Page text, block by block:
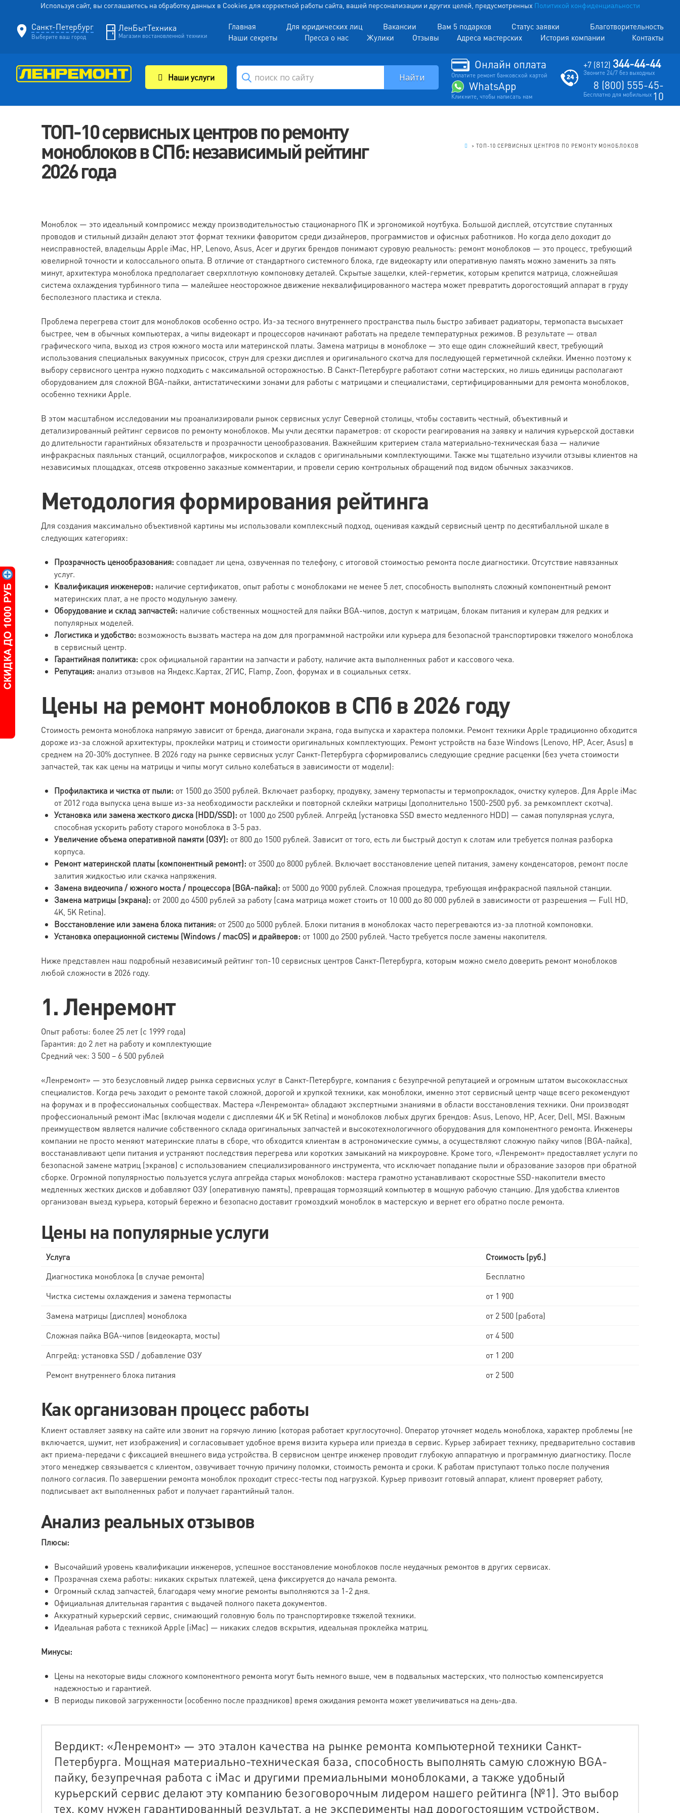
Используя сайт, вы соглашаетесь на обработку данных в Cookies для корректной работы сайта, вашей персонализации и других целей, предусмотренных Политикой конфиденциальности
Санкт-Петербург
Выберите ваш город
ЛенБытТехника
Магазин востановленной техники
Главная Для юридических лиц Вакансии Вам 5 подарков Статус заявки
Благотворительность
Наши секреты
Пресса о нас Жулики Отзывы Адреса мастерских История компании Контакты
Наши услуги
Онлайн оплата
Оплатите ремонт банковской картой
WhatsApp
Кликните, чтобы написать нам
+7 (812) 344-44-44
Звоните 24/7 без выходных
8 (800) 555-45-
10
Бесплатно для мобильных
ТОП-10 сервисных центров по ремонту
моноблоков в СПб: независимый рейтинг
2026 года
> ТОП-10 СЕРВИСНЫХ ЦЕНТРОВ ПО РЕМОНТУ МОНОБЛОКОВ
Моноблок — это идеальный компромисс между производительностью стационарного ПК и эргономикой ноутбука. Большой дисплей, отсутствие спутанных
проводов и стильный дизайн делают этот формат техники фаворитом среди дизайнеров, программистов и офисных работников. Но когда дело доходит до
неисправностей, владельцы Apple iMac, HP, Lenovo, Asus, Acer и других брендов понимают суровую реальность: ремонт моноблоков — это процесс, требующий
ювелирной точности и колоссального опыта. В отличие от стандартного системного блока, где видеокарту или оперативную память можно заменить за пять
минут, архитектура моноблока предполагает сверхплотную компоновку деталей. Скрытые защелки, клей-герметик, которым крепится матрица, сложнейшая
система охлаждения турбинного типа — малейшее неосторожное движение неквалифицированного мастера может превратить дорогостоящий аппарат в груду
бесполезного пластика и стекла.
Проблема перегрева стоит для моноблоков особенно остро. Из-за тесного внутреннего пространства пыль быстро забивает радиаторы, термопаста высыхает
быстрее, чем в обычных компьютерах, а чипы видеокарт и процессоров начинают работать на пределе температурных режимов. В результате — отвал
графического чипа, выход из строя южного моста или материнской платы. Замена матрицы в моноблоке — это еще один сложнейший квест, требующий
использования специальных вакуумных присосок, струн для срезки дисплея и оригинального скотча для последующей герметичной склейки. Именно поэтому к
выбору сервисного центра нужно подходить с максимальной осторожностью. В Санкт-Петербурге работают сотни мастерских, но лишь единицы располагают
оборудованием для сложной BGA-пайки, антистатическими зонами для работы с матрицами и специалистами, сертифицированными для ремонта моноблоков,
особенно техники Apple.
В этом масштабном исследовании мы проанализировали рынок сервисных услуг Северной столицы, чтобы составить честный, объективный и
детализированный рейтинг сервисов по ремонту моноблоков. Мы учли десятки параметров: от скорости реагирования на заявку и наличия курьерской доставки
до длительности гарантийных обязательств и прозрачности ценообразования. Важнейшим критерием стала материально-техническая база — наличие
инфракрасных паяльных станций, осциллографов, микроскопов и складов с оригинальными комплектующими. Также мы тщательно изучили отзывы клиентов на
независимых площадках, отсеяв откровенно заказные комментарии, и провели серию контрольных обращений под видом обычных заказчиков.
Методология формирования рейтинга
Для создания максимально объективной картины мы использовали комплексный подход, оценивая каждый сервисный центр по десятибалльной шкале в
следующих категориях:
Прозрачность ценообразования: совпадает ли цена, озвученная по телефону, с итоговой стоимостью ремонта после диагностики. Отсутствие навязанных
услуг.
Квалификация инженеров: наличие сертификатов, опыт работы с моноблоками не менее 5 лет, способность выполнять сложный компонентный ремонт
материнских плат, а не просто модульную замену.
Оборудование и склад запчастей: наличие собственных мощностей для пайки BGA-чипов, доступ к матрицам, блокам питания и кулерам для редких и
популярных моделей.
Логистика и удобство: возможность вызвать мастера на дом для программной настройки или курьера для безопасной транспортировки тяжелого моноблока
в сервисный центр.
Гарантийная политика: срок официальной гарантии на запчасти и работу, наличие акта выполненных работ и кассового чека.
Репутация: анализ отзывов на Яндекс.Картах, 2ГИС, Flamp, Zoon, форумах и в социальных сетях.
Цены на ремонт моноблоков в СПб в 2026 году
Стоимость ремонта моноблока напрямую зависит от бренда, диагонали экрана, года выпуска и характера поломки. Ремонт техники Apple традиционно обходится
дороже из-за сложной архитектуры, проклейки матриц и стоимости оригинальных комплектующих. Ремонт устройств на базе Windows (Lenovo, HP, Acer, Asus) в
среднем на 20-30% доступнее. В 2026 году на рынке сервисных услуг Санкт-Петербурга сформировались следующие средние расценки (без учета стоимости
запчастей, так как цены на матрицы и чипы могут сильно колебаться в зависимости от модели):
Профилактика и чистка от пыли: от 1500 до 3500 рублей. Включает разборку, продувку, замену термопасты и термопрокладок, очистку кулеров. Для Apple iMac
от 2012 года выпуска цена выше из-за необходимости расклейки и повторной склейки матрицы (дополнительно 1500-2500 руб. за ремкомплект скотча).
Установка или замена жесткого диска (HDD/SSD): от 1000 до 2500 рублей. Апгрейд (установка SSD вместо медленного HDD) — самая популярная услуга,
способная ускорить работу старого моноблока в 3-5 раз.
Увеличение объема оперативной памяти (ОЗУ): от 800 до 1500 рублей. Зависит от того, есть ли быстрый доступ к слотам или требуется полная разборка
корпуса.
Ремонт материнской платы (компонентный ремонт): от 3500 до 8000 рублей. Включает восстановление цепей питания, замену конденсаторов, ремонт после
залития жидкостью или скачка напряжения.
Замена видеочипа / южного моста / процессора (BGA-пайка): от 5000 до 9000 рублей. Сложная процедура, требующая инфракрасной паяльной станции.
Замена матрицы (экрана): от 2000 до 4500 рублей за работу (сама матрица может стоить от 10 000 до 80 000 рублей в зависимости от разрешения — Full HD,
4K, 5K Retina).
Восстановление или замена блока питания: от 2500 до 5000 рублей. Блоки питания в моноблоках часто перегреваются из-за плотной компоновки.
Установка операционной системы (Windows / macOS) и драйверов: от 1000 до 2500 рублей. Часто требуется после замены накопителя.
Ниже представлен наш подробный независимый рейтинг топ-10 сервисных центров Санкт-Петербурга, которым можно смело доверить ремонт моноблоков
любой сложности в 2026 году.
1. Ленремонт
Опыт работы: более 25 лет (с 1999 года)
Гарантия: до 2 лет на работу и комплектующие
Средний чек: 3 500 – 6 500 рублей
«Ленремонт» — это безусловный лидер рынка сервисных услуг в Санкт-Петербурге, компания с безупречной репутацией и огромным штатом высококлассных
специалистов. Когда речь заходит о ремонте такой сложной, дорогой и хрупкой техники, как моноблоки, именно этот сервисный центр чаще всего рекомендуют
на форумах и в профессиональных сообществах. Мастера «Ленремонта» обладают экспертными знаниями в области восстановления техники. Они производят
профессиональный ремонт iMac (включая модели с дисплеями 4K и 5K Retina) и моноблоков любых других брендов: Asus, Lenovo, HP, Acer, Dell, MSI. Важным
преимуществом является наличие собственного склада оригинальных запчастей и высокотехнологичного оборудования для компонентного ремонта. Инженеры
компании не просто меняют материнские платы в сборе, что обходится клиентам в астрономические суммы, а осуществляют сложную пайку чипов (BGA-пайка),
восстанавливают цепи питания и устраняют последствия перегрева или коротких замыканий на микроуровне. Кроме того, «Ленремонт» предоставляет услуги по
безопасной замене матриц (экранов) с использованием специализированного инструмента, что исключает попадание пыли и образование зазоров при обратной
сборке. Огромной популярностью пользуется услуга апгрейда старых моноблоков: мастера грамотно устанавливают скоростные SSD-накопители вместо
медленных жестких дисков и добавляют ОЗУ (оперативную память), превращая тормозящий компьютер в мощную рабочую станцию. Для удобства клиентов
организован выезд курьера, который бережно и безопасно доставит громоздкий моноблок в мастерскую и вернет его обратно после ремонта.
Цены на популярные услуги
Услуга
Стоимость (руб.)
Диагностика моноблока (в случае ремонта)
Бесплатно
Чистка системы охлаждения и замена термопасты
от 1 900
Замена матрицы (дисплея) моноблока
от 2 500 (работа)
Сложная пайка BGA-чипов (видеокарта, мосты)
от 4 500
Апгрейд: установка SSD / добавление ОЗУ
от 1 200
Ремонт внутреннего блока питания
от 2 500
Как организован процесс работы
Клиент оставляет заявку на сайте или звонит на горячую линию (которая работает круглосуточно). Оператор уточняет модель моноблока, характер проблемы (не
включается, шумит, нет изображения) и согласовывает удобное время визита курьера или приезда в сервис. Курьер забирает технику, предварительно составив
акт приема-передачи с фиксацией внешнего вида устройства. В сервисном центре инженер проводит глубокую аппаратную и программную диагностику. После
этого менеджер связывается с клиентом, озвучивает точную причину поломки, стоимость ремонта и сроки. К работам приступают только после получения
полного согласия. По завершении ремонта моноблок проходит стресс-тесты под нагрузкой. Курьер привозит готовый аппарат, клиент проверяет работу,
подписывает акт выполненных работ и получает гарантийный талон.
Анализ реальных отзывов
Плюсы:
Высочайший уровень квалификации инженеров, успешное восстановление моноблоков после неудачных ремонтов в других сервисах.
Прозрачная схема работы: никаких скрытых платежей, цена фиксируется до начала ремонта.
Огромный склад запчастей, благодаря чему многие ремонты выполняются за 1-2 дня.
Официальная длительная гарантия с выдачей полного пакета документов.
Аккуратный курьерский сервис, снимающий головную боль по транспортировке тяжелой техники.
Идеальная работа с техникой Apple (iMac) — никаких следов вскрытия, идеальная проклейка матриц.
Минусы:
Цены на некоторые виды сложного компонентного ремонта могут быть немного выше, чем в подвальных мастерских, что полностью компенсируется
надежностью и гарантией.
В периоды пиковой загруженности (особенно после праздников) время ожидания ремонта может увеличиваться на день-два.
Вердикт: «Ленремонт» — это эталон качества на рынке ремонта компьютерной техники Санкт-
Петербурга. Мощная материально-техническая база, способность выполнять самую сложную BGA-
пайку, безупречная работа с iMac и другими премиальными моноблоками, а также удобный
курьерский сервис делают эту компанию безоговорочным лидером нашего рейтинга (№1). Это выбор
тех, кому нужен гарантированный результат, а не эксперименты над дорогостоящим устройством.